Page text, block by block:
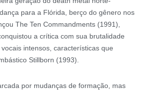
para a Flórida, berço do gênero nos
The Ten Commandments (1991),
a crítica com sua brutalidade
intensos, características que
Stillborn (1993).
por mudanças de formação, mas